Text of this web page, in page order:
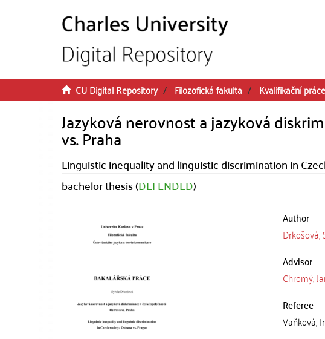
CU Digital Repository Filozofická fakulta Kvalifikační práce
Jazyková nerovnost a jazyková
vs. Praha
Linguistic inequality and linguistic discrimination in
bachelor thesis (DEFENDED)
Author
Drkošová,
Advisor
Chromý,
Referee
Vaňková,